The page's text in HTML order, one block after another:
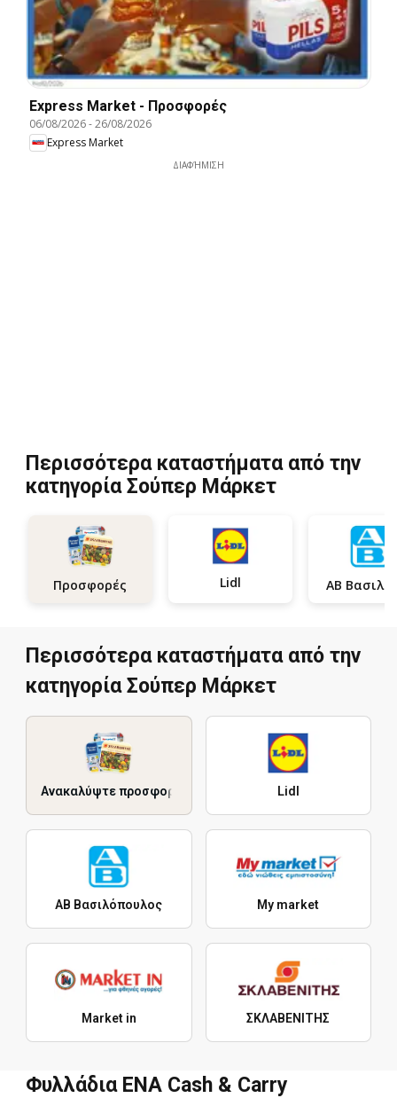
Express Market - Προσφορές
06/08/2026-26/08/2026
Express Market
ΔΙΑΦΉΜΙΣΗ
Περισσότερα καταστήματα από την
κατηγορία Σούπερ Μάρκετ
Προσφορές Lidl
Περισσότερα καταστήματα από την
κατηγορία Σούπερ Μάρκετ
Ανακαλύψτε προσφορές Lidl
ΑΒ Βασιλόπουλος My market
Market in ΣΚΛΑΒΕΝΙΤΗΣ
Φυλλάδια ENA Cash & Carry